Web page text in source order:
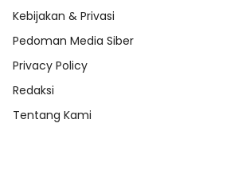
Kebijakan & Privasi
Pedoman Media Siber
Privacy Policy
Redaksi
Tentang Kami